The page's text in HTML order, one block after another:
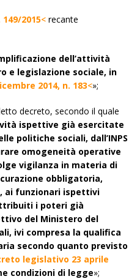
2015< recante
dell’attività
e legislazione sociale, in
2014, n. 183<»;
decreto, secondo il quale
ispettive già esercitate
politiche sociali, dall’INPS
omogeneità operative
vigilanza in materia di
obbligatoria,
ai funzionari ispettivi
i poteri già
del Ministero del
ivi compresa la qualifica
secondo quanto previsto
legislativo 23 aprile
condizioni di legge»;